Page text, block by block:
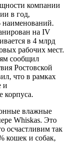
компании
в год,
наименований.
на IV
в 4 млрд
рабочих мест.
сообщил
Ростовской
что в рамках
и
корпуса.
влажные
Whiskas. Это
осчастливим так
кошек и собак,